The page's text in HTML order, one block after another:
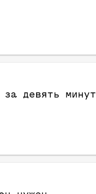
девять минут